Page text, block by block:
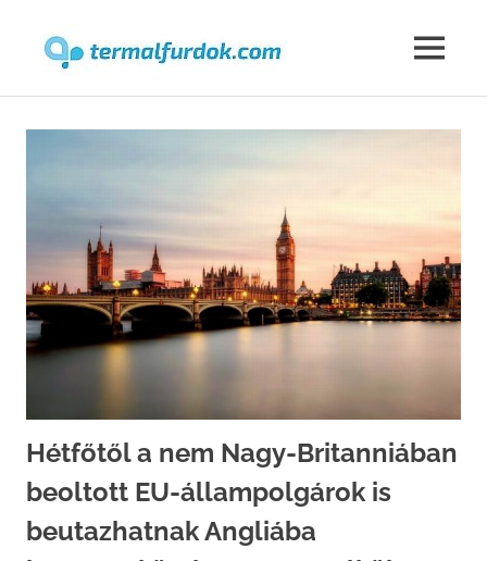
MENU
Hétfőtől a nem Nagy-Britanniában
beoltott EU-állampolgárok is
beutazhatnak Angliába